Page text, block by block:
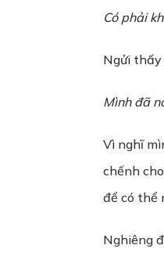
Có phải
Ngửi thấy
Mình đã
Vì nghĩ
chếnh
để có thể
Nghiêng